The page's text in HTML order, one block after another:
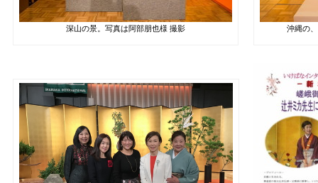
深山の景。写真は阿部朋也様 撮影 沖縄の